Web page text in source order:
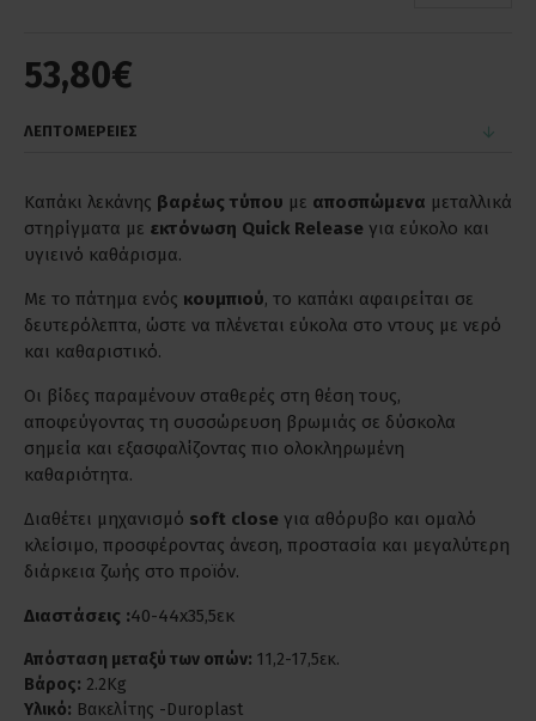
53,80€
ΛΕΠΤΟΜΕΡΕΙΕΣ
Καπάκι λεκάνης βαρέως τύπου με αποσπώμενα μεταλλικά
στηρίγματα με εκτόνωση Quick Release για εύκολο και
υγιεινό καθάρισμα.
Με το πάτημα ενός κουμπιού, το καπάκι αφαιρείται σε
δευτερόλεπτα, ώστε να πλένεται εύκολα στο ντους με νερό
και καθαριστικό.
Οι βίδες παραμένουν σταθερές στη θέση τους,
αποφεύγοντας τη συσσώρευση βρωμιάς σε δύσκολα
σημεία και εξασφαλίζοντας πιο ολοκληρωμένη
καθαριότητα.
Διαθέτει μηχανισμό soft close για αθόρυβο και ομαλό
κλείσιμο, προσφέροντας άνεση, προστασία και μεγαλύτερη
διάρκεια ζωής στο προϊόν.
Διαστάσεις :40-44x35,5εκ
Απόσταση μεταξύ των οπών: 11,2-17,5εκ.
Βάρος: 2.2Kg
Υλικό: Βακελίτης -Duroplast